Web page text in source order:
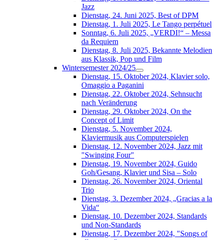
Jazz
Dienstag, 24. Juni 2025, Best of DPM
Dienstag, 1. Juli 2025, Le Tango perpétuel
Sonntag, 6. Juli 2025, „VERDI!“ – Messa
da Requiem
Dienstag, 8. Juli 2025, Bekannte Melodien
aus Klassik, Pop und Film
Wintersemester 2024/25
Dienstag, 15. Oktober 2024, Klavier solo,
Omaggio a Paganini
Dienstag, 22. Oktober 2024, Sehnsucht
nach Veränderung
Dienstag, 29. Oktober 2024, On the
Concept of Limit
Dienstag, 5. November 2024,
Klaviermusik aus Computerspielen
Dienstag, 12. November 2024, Jazz mit
"Swinging Four"
Dienstag, 19. November 2024, Guido
Goh/Gesang, Klavier und Sisa – Solo
Dienstag, 26. November 2024, Oriental
Trio
Dienstag, 3. Dezember 2024, „Gracias a la
Vida“
Dienstag, 10. Dezember 2024, Standards
und Non-Standards
Dienstag, 17. Dezember 2024, "Songs of